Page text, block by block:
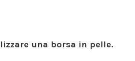
una borsa in pelle.